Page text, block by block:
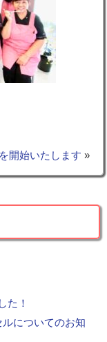
開始いたします »
た！
ルについてのお知